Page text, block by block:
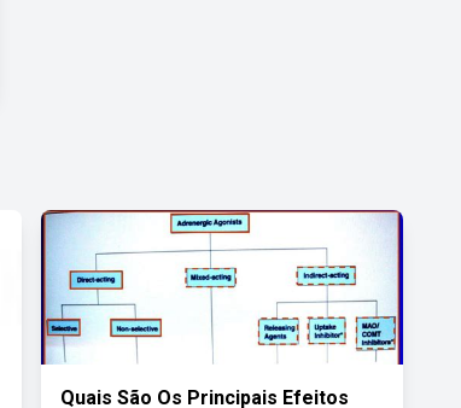
Quais São Os Principais Efeitos